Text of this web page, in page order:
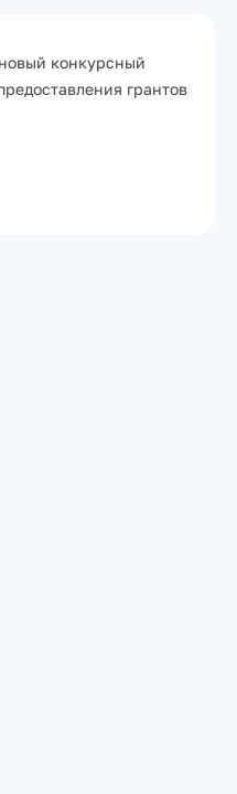
конкурсный
грантов